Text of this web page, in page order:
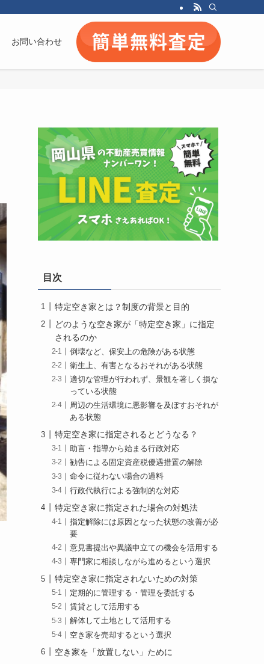
お問い合わせ
目次
特定空き家とは？制度の背景と目的
どのような空き家が「特定空き家」に指定
されるのか
倒壊など、保安上の危険がある状態
衛生上、有害となるおそれがある状態
適切な管理が行われず、景観を著しく損な
っている状態
周辺の生活環境に悪影響を及ぼすおそれが
ある状態
特定空き家に指定されるとどうなる？
助言・指導から始まる行政対応
勧告による固定資産税優遇措置の解除
命令に従わない場合の過料
行政代執行による強制的な対応
特定空き家に指定された場合の対処法
指定解除には原因となった状態の改善が必
要
意見書提出や異議申立ての機会を活用する
専門家に相談しながら進めるという選択
特定空き家に指定されないための対策
定期的に管理する・管理を委託する
賃貸として活用する
解体して土地として活用する
空き家を売却するという選択
空き家を「放置しない」ために